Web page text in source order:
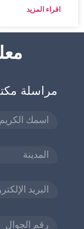
اقراء المزيد
مراسلة مكتب